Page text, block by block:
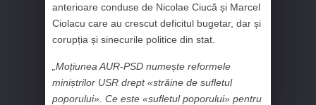
anterioare conduse de Nicolae Ciucă și Marcel
Ciolacu care au crescut deficitul bugetar, dar și
corupția și sinecurile politice din stat.
„Moțiunea AUR-PSD numește reformele
miniștrilor USR drept «străine de sufletul
poporului». Ce este «sufletul poporului» pentru